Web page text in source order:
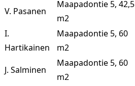
V. Pasanen
Maapadontie 5, 42,5
m2
I.
Hartikainen
Maapadontie 5, 60
m2
J. Salminen
Maapadontie 5, 60
m2